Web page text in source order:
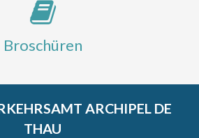
Broschüren
ARCHIPEL DE
THAU